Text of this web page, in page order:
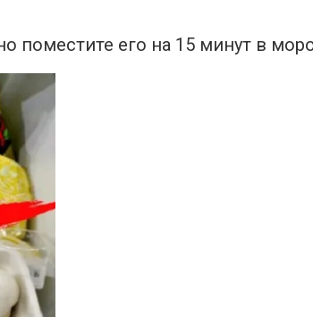
поместите его на 15 минут в